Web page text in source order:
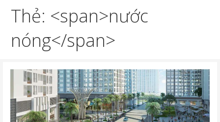
Thẻ: <span>nước
nóng</span>